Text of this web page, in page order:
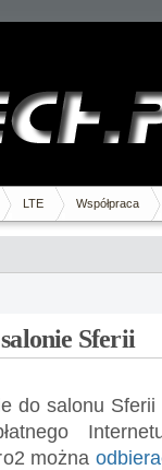
LTE Współpraca
Sferii
do salonu
można